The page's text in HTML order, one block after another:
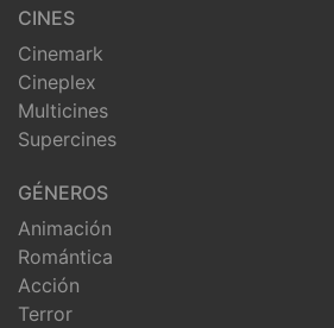
CINES
Cinemark
Cineplex
Multicines
Supercines
GÉNEROS
Animación
Romántica
Acción
Terror